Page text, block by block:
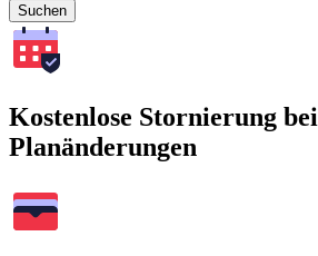
Suchen
Kostenlose Stornierung bei
Planänderungen